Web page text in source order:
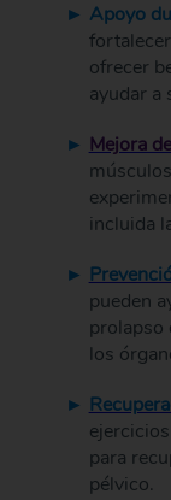
Apoyo
ofrecer
ayudar a
Mejora
incluida
pueden
prolapso
los
para
pélvico.